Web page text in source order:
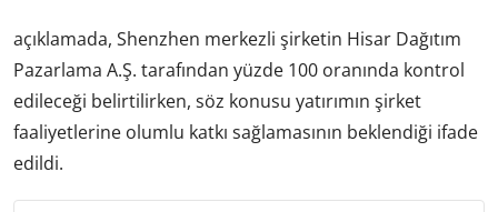
açıklamada, Shenzhen merkezli şirketin Hisar Dağıtım
Pazarlama A.Ş. tarafından yüzde 100 oranında kontrol
edileceği belirtilirken, söz konusu yatırımın şirket
faaliyetlerine olumlu katkı sağlamasının beklendiği ifade
edildi.